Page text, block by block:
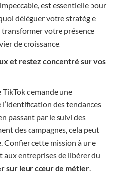
est essentielle pour
déléguer votre stratégie
transformer votre présence
de croissance.
et restez concentré sur vos
TikTok demande une
des tendances
passant par le suivi des
des campagnes, cela peut
Confier cette mission à une
aux entreprises de libérer du
sur leur cœur de métier.